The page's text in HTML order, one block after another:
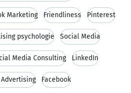
Marketing Friendliness Pinterest
psychologie Social Media
Media Consulting LinkedIn
Facebook